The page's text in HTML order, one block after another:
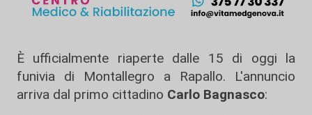
È ufficialmente riaperte dalle 15 di oggi la
funivia di Montallegro a Rapallo. L'annuncio
arriva dal primo cittadino Carlo Bagnasco: